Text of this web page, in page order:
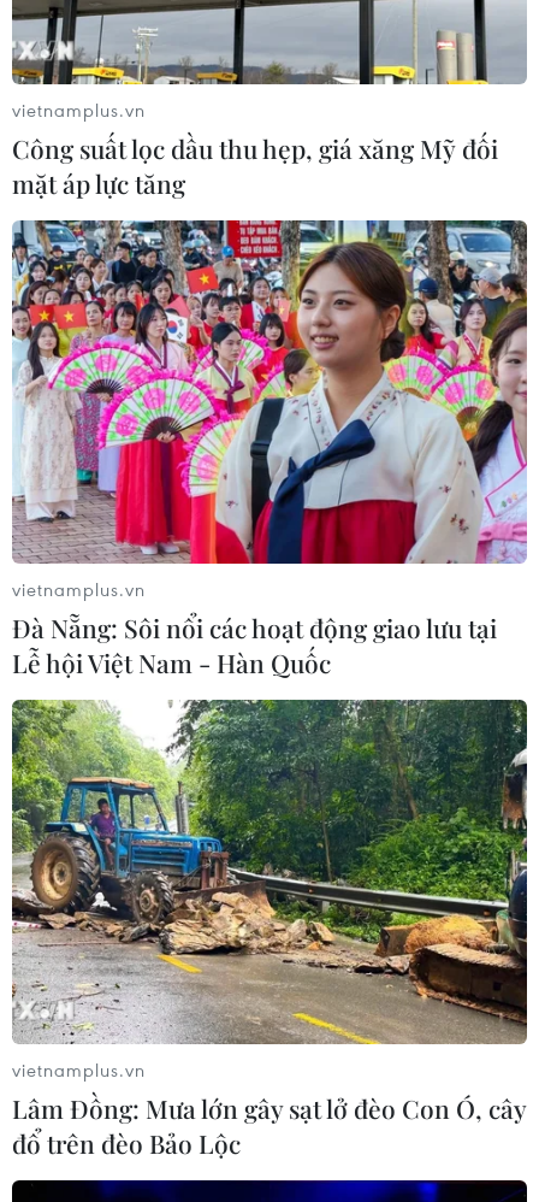
Ấn Độ: Ngày thứ 3 liên tiếp vượt mốc
21.000 ca mắc mới COVID-19
Theo số liệu của Bộ Y tế Ấn Độ, trong 24 giờ qua có
thêm 21.411 ca mới, nâng tổng số ca mắc COVID-19 từ
đầu dịch lên 43.868.476 ca; số ca đang dương tính hiện
là 150.100 ca.
Nhật Bản: Ca mắc COVID-19 trong ngày
lần đầu vượt ngưỡng 200.000 ca
23/07/2022 14:43
Trong số hơn 200.000 ca mắc mới ngày 23/7, Tokyo ghi
nhận 32.698 ca, vượt ngưỡng 30.000 ca trong ngày thứ
ba liên tiếp; các ca mắc chủ yếu được ghi nhận ở
Kanagawa, Aichi, Osaka, Fukuoka và Okinawa.
vietnamplus.vn
Công suất lọc dầu thu hẹp, giá xăng Mỹ đối
mặt áp lực tăng
vietnamplus.vn
Đà Nẵng: Sôi nổi các hoạt động giao lưu tại
Lễ hội Việt Nam - Hàn Quốc
vietnamplus.vn
Lâm Đồng: Mưa lớn gây sạt lở đèo Con Ó, cây
đổ trên đèo Bảo Lộc